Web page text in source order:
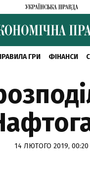
ГРИ ФІНАНСИ
14 ЛЮТОГО 2019, 00:20